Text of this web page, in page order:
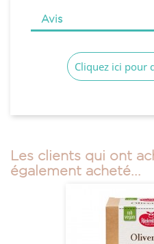
Avis
Cliquez ici pour
Les clients qui ont
également acheté...